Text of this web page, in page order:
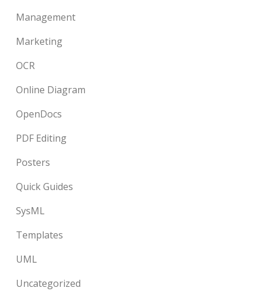
Management
Marketing
OCR
Online Diagram
OpenDocs
PDF Editing
Posters
Quick Guides
SysML
Templates
UML
Uncategorized